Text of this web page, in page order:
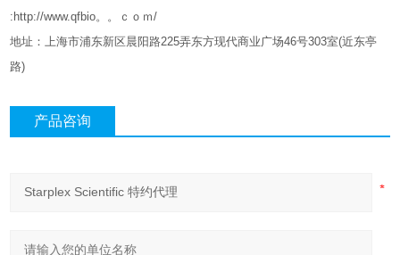
:http://www.qfbio。。ｃｏｍ/
地址：上海市浦东新区晨阳路225弄东方现代商业广场46号303室(近东亭
路)
产品咨询